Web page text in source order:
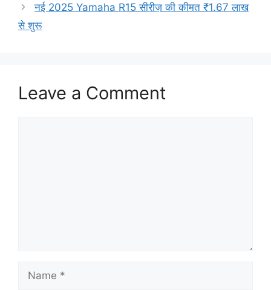
नई 2025 Yamaha R15 सीरीज़ की कीमत ₹1.67 लाख
से शुरू
Leave a Comment